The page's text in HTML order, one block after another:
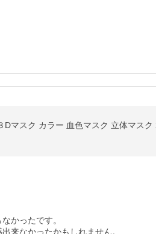
かったです。
来なかったかもしれません。